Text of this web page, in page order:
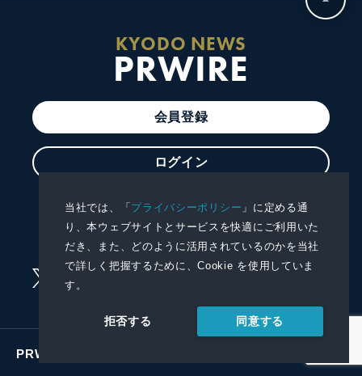
当社では、「プライバシーポリシー 」に定める通
り、本ウェブサイトとサービスを快適にご利用いた
だき、また、どのように活用されているのかを当社
で詳しく把握するために、Cookie を使用していま
す。
拒否する 同意する
KYODO NEWS
PRWIRE
会員登録
ログイン
プレスリリースを配信する
プレスリリースを受信する
PRWIREサービス